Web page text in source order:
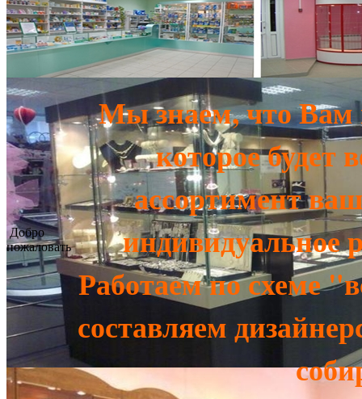
Добро
пожаловать
Мы знаем, что Вам
которое будет
ассортимент
индивидуальное
Работаем по схеме
составляем